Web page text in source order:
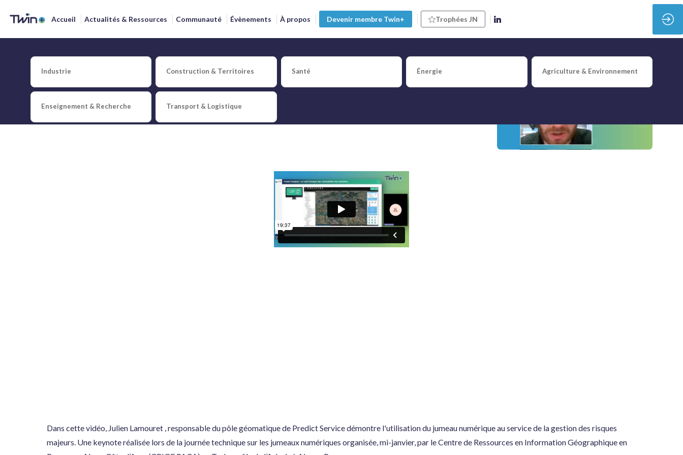
Accueil Actualités & Ressources Communauté Évènements À propos Devenir membre Twin+ Trophées JN
Publié le Xavier Fodor
Keynote Julien Lamouret (Predict Service)
Dans cette vidéo, Julien Lamouret , responsable du pôle géomatique de Predict Service démontre l'utilisation du jumeau numérique au service de la gestion des risques
majeurs. Une keynote réalisée lors de la journée technique sur les jumeaux numériques organisée, mi-janvier, par le Centre de Ressources en Information Géographique en
Industrie Construction & Territoires Santé Énergie Agriculture & Environnement
Enseignement & Recherche Transport & Logistique